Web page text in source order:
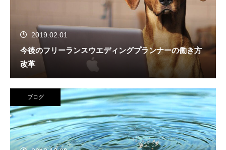
2019.02.01
今後のフリーランスウエディングプランナーの働き方
改革
ブログ